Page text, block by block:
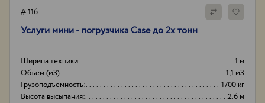
# 116
Услуги мини - погрузчика Case до 2х тонн
Ширина техники:
1 м
Объем (м3)
1,1 м3
Грузоподъемность:
1700 кг
Высота высыпания:
2.6 м